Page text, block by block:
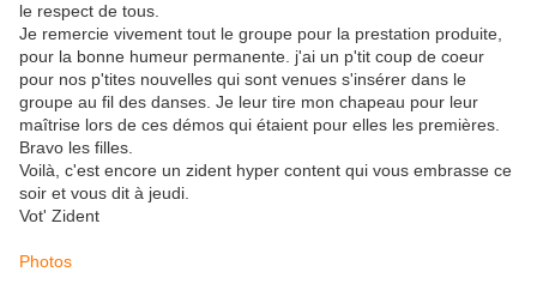
le respect de tous.
Je remercie vivement tout le groupe pour la prestation produite,
pour la bonne humeur permanente. j'ai un p'tit coup de coeur
pour nos p'tites nouvelles qui sont venues s'insérer dans le
groupe au fil des danses. Je leur tire mon chapeau pour leur
maîtrise lors de ces démos qui étaient pour elles les premières.
Bravo les filles.
Voilà, c'est encore un zident hyper content qui vous embrasse ce
soir et vous dit à jeudi.
Vot' Zident
Photos